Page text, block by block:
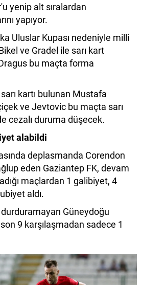
yenip alt sıralardan
yapıyor.
Uluslar Kupası nedeniyle milli
ve Gradel ile sarı kart
bu maçta forma
kartı bulunan Mustafa
ve Jevtovic bu maçta sarı
cezalı duruma düşecek.
alabildi
deplasmanda Corendon
eden Gaziantep FK, devam
maçlardan 1 galibiyet, 4
aldı.
durduramayan Güneydoğu
9 karşılaşmadan sadece 1